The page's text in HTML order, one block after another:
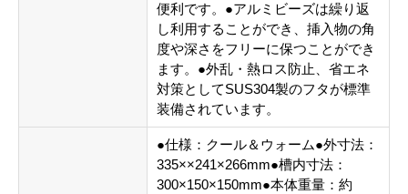
便利です。●アルミビーズは繰り返
し利用することができ、挿入物の角
度や深さをフリーに保つことができ
ます。●外乱・熱ロス防止、省エネ
対策としてSUS304製のフタが標準
装備されています。
●仕様：クール＆ウォーム●外寸法：
335××241×266mm●槽内寸法：
300×150×150mm●本体重量：約